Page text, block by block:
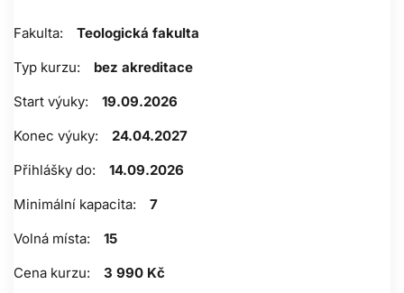
Fakulta:
Teologická fakulta
Typ kurzu:
bez akreditace
Start výuky:
19.09.2026
Konec výuky:
24.04.2027
Přihlášky do:
14.09.2026
Minimální kapacita:
7
Volná místa:
15
Cena kurzu:
3 990 Kč